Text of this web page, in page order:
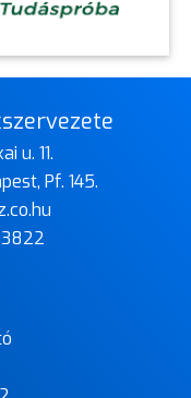
u. 11.
Pf. 145.